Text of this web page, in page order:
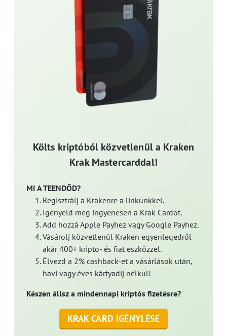
Költs kriptóból közvetlenül a Kraken
Krak Mastercarddal!
MI A TEENDŐD?
Regisztrálj a Krakenre a linkünkkel.
Igényeld meg ingyenesen a Krak Cardot.
Add hozzá Apple Payhez vagy Google Payhez.
Vásárolj közvetlenül Kraken egyenlegedről
akár 400+ kripto- és fiat eszközzel.
Élvezd a 2% cashback-et a vásárlások után,
havi vagy éves kártyadíj nélkül!
Készen állsz a mindennapi kriptós fizetésre?
KRAK CARD IGÉNYLÉSE